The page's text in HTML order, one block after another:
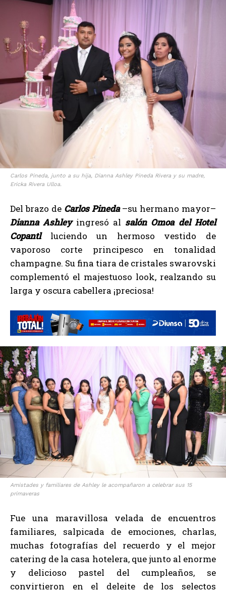
Carlos Pineda, junto a su hija, Dianna Ashley Pineda Rivera y su madre,
Ericka Rivera Ulloa.
Del brazo de Carlos Pineda–su hermano mayor–
Dianna Ashleyingresó al salón Omoa del Hotel
Copantlluciendo un hermoso vestido de
vaporoso corte principesco en tonalidad
champagne. Su fina tiara de cristales swarovski
complementó el majestuoso look, realzando su
larga y oscura cabellera ¡preciosa!
Amistades y familiares de Ashley le acompañaron a celebrar sus 15
primaveras
Fue una maravillosa velada de encuentros
familiares, salpicada de emociones, charlas,
muchas fotografías del recuerdo y el mejor
catering de la casa hotelera, que junto al enorme
y delicioso pastel del cumpleaños, se
convirtieron en el deleite de los selectos